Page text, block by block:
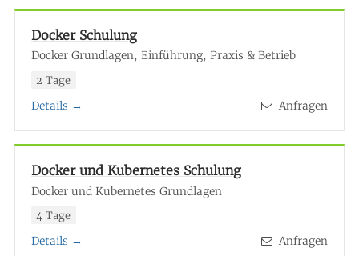
Docker Schulung
Docker Grundlagen, Einführung, Praxis & Betrieb
2 Tage
Details →
Anfragen
Docker und Kubernetes Schulung
Docker und Kubernetes Grundlagen
4 Tage
Details →
Anfragen